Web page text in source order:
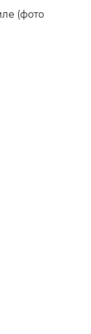
(фото